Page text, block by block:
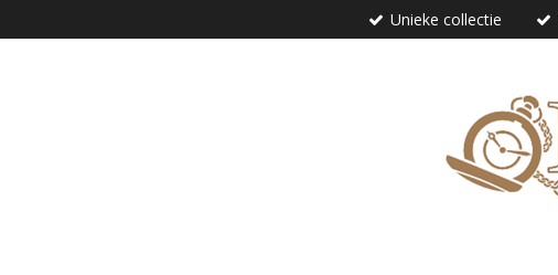
direct
Unieke collectie